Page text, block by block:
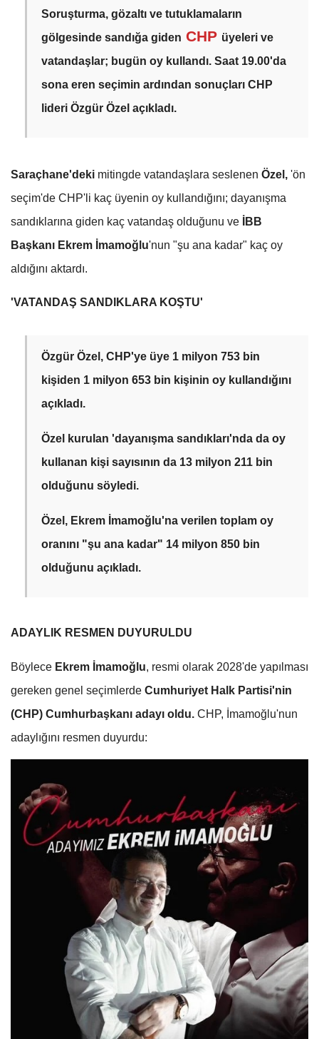
Soruşturma, gözaltı ve tutuklamaların
gölgesinde sandığa giden CHP üyeleri ve
vatandaşlar; bugün oy kullandı. Saat 19.00'da
sona eren seçimin ardından sonuçları CHP
lideri Özgür Özel açıkladı.
Saraçhane'deki mitingde vatandaşlara seslenen Özel, 'ön
seçim'de CHP'li kaç üyenin oy kullandığını; dayanışma
sandıklarına giden kaç vatandaş olduğunu ve
İBB
Başkanı Ekrem İmamoğlu'nun "şu ana kadar" kaç oy
aldığını aktardı.
'VATANDAŞ SANDIKLARA KOŞTU'
Özgür Özel, CHP'ye üye 1 milyon 753 bin
kişiden 1 milyon 653 bin kişinin oy kullandığını
açıkladı.
Özel kurulan 'dayanışma sandıkları'nda da oy
kullanan kişi sayısının da 13 milyon 211 bin
olduğunu söyledi.
Özel, Ekrem İmamoğlu'na verilen toplam oy
oranını "şu ana kadar" 14 milyon 850 bin
olduğunu açıkladı.
ADAYLIK RESMEN DUYURULDU
Böylece Ekrem İmamoğlu, resmi olarak 2028'de yapılması
gereken genel seçimlerde Cumhuriyet Halk Partisi'nin
(CHP) Cumhurbaşkanı adayı oldu. CHP, İmamoğlu'nun
adaylığını resmen duyurdu: